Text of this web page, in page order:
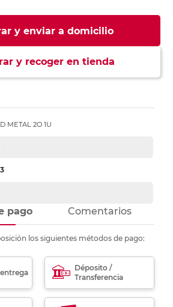
y enviar a domicilio
y recoger en tienda
METAL 2O 1U
pago Comentarios
los siguientes métodos de pago:
Déposito /
Transferencia